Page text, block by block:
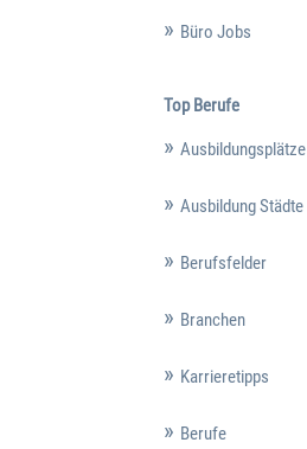
Büro Jobs
Top Berufe
Ausbildungsplätze
Ausbildung Städte
Berufsfelder
Branchen
Karrieretipps
Berufe